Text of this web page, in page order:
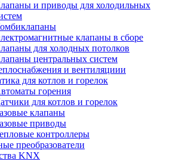
и приводы для холодильных
клапаны в сборе
для холодных потолков
центральных систем
и вентиляциии
для котлов и горелок
горения
для котлов и горелок
клапаны
приводы
контроллеры
преобразователи
KNX